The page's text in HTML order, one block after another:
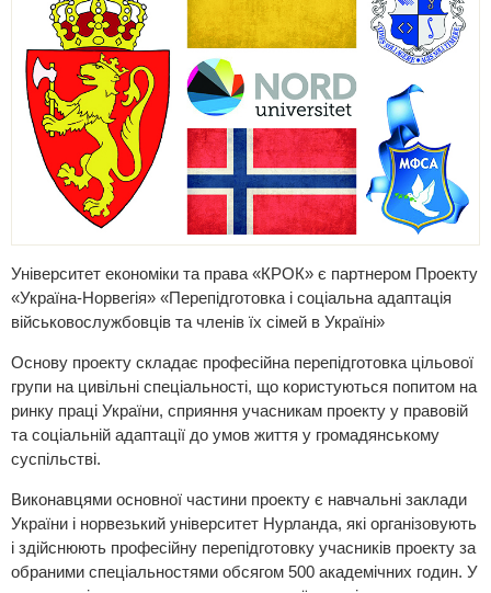
Університет економіки та права «КРОК» є партнером Проекту
«Україна-Норвегія» «Перепідготовка і соціальна адаптація
військовослужбовців та членів їх сімей в Україні»
Основу проекту складає професійна перепідготовка цільової
групи на цивільні спеціальності, що користуються попитом на
ринку праці України, сприяння учасникам проекту у правовій
та соціальній адаптації до умов життя у громадянському
суспільстві.
Виконавцями основної частини проекту є навчальні заклади
України і норвезький університет Нурланда, які організовують
і здійснюють професійну перепідготовку учасників проекту за
обраними спеціальностями обсягом 500 академічних годин. У